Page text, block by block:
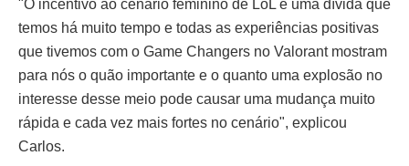
"O incentivo ao cenário feminino de LoL é uma dívida que
temos há muito tempo e todas as experiências positivas
que tivemos com o Game Changers no Valorant mostram
para nós o quão importante e o quanto uma explosão no
interesse desse meio pode causar uma mudança muito
rápida e cada vez mais fortes no cenário", explicou
Carlos.